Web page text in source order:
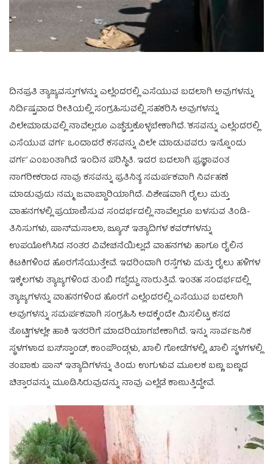
ದಿನಪ್ರತಿ ತ್ಯಾಜ್ಯವಸ್ತುಗಳನ್ನು ಎಲ್ಲೆಂದರಲ್ಲಿ ಎಸೆಯುವ ಬದಲಾಗಿ ಅವುಗಳನ್ನು
ನಿರ್ದಿಷ್ಟವಾದ ರೀತಿಯಲ್ಲಿ ಸಂಗ್ರಹಿಸುವಲ್ಲಿ ಸಹಕರಿಸಿ ಅವುಗಳನ್ನು
ವಿಲೇಮಾಡುವಲ್ಲಿ ನಾವೆಲ್ಲರೂ ಎಚ್ಚೆತ್ತುಕೊಳ್ಳಬೇಕಾಗಿದೆ. ‘ಕಸವನ್ನು ಎಲ್ಲೆಂದರಲ್ಲಿ
ಎಸೆಯುವ ವರ್ಗ ಒಂದಾದರೆ ಕಸವನ್ನು ವಿಲೇ ಮಾಡುವವರು ಇನ್ನೊಂದು
ವರ್ಗ’ ಎಂಬಂತಾಗಿದೆ ಇಂದಿನ ಪರಿಸ್ಥಿತಿ. ಇದರ ಬದಲಾಗಿ ಪ್ರಜ್ಞಾವಂತ
ನಾಗರೀಕರಾದ ನಾವು ಕಸವನ್ನು ಪ್ರತಿನಿತ್ಯ ಸಮರ್ಪಕವಾಗಿ ನಿರ್ವಹಣೆ
ಮಾಡುವುದು ನಮ್ಮ ಜವಾಬ್ದಾರಿಯಾಗಿದೆ. ವಿಶೇಷವಾಗಿ ರೈಲು ಮತ್ತು
ವಾಹನಗಳಲ್ಲಿ ಪ್ರಯಾಣಿಸುವ ಸಂದರ್ಭದಲ್ಲಿ ನಾವೆಲ್ಲರೂ ಬಳಸುವ ತಿಂಡಿ-
ತಿನಿಸುಗಳು, ಪಾನ್‌ಮಸಾಲಾ, ಜ್ಯೂಸ್ ಇತ್ಯಾದಿಗಳ ಕವರ್‌ಗಳನ್ನು
ಉಪಯೋಗಿಸಿದ ನಂತರ ವಿವೇಚನೆಯಿಲ್ಲದೆ ವಾಹನಗಳು ಹಾಗೂ ರೈಲಿನ
ಕಿಟಕಿಗಳಿಂದ ಹೊರಗೆಸೆಯುತ್ತೇವೆ. ಇದರಿಂದಾಗಿ ರಸ್ತೆಗಳು ಮತ್ತು ರೈಲು ಹಳಿಗಳ
ಇಕ್ಕೆಲಗಳು ತ್ಯಾಜ್ಯಗಳಿಂದ ತುಂಬಿ ಗಬ್ಬೆದ್ದು ನಾರುತ್ತಿವೆ. ಇಂತಹ ಸಂದರ್ಭದಲ್ಲಿ
ತ್ಯಾಜ್ಯಗಳನ್ನು ವಾಹನಗಳಿಂದ ಹೊರಗೆ ಎಲ್ಲೆಂದರಲ್ಲಿ ಎಸೆಯುವ ಬದಲಾಗಿ
ಅವುಗಳನ್ನು ಸಮರ್ಪಕವಾಗಿ ಸಂಗ್ರಹಿಸಿ ಅದಕ್ಕೆಂದೇ ಮಿಸಲಿಟ್ಟ ಕಸದ
ತೊಟ್ಟಿಗಳಲ್ಲೇ ಹಾಕಿ ಇತರರಿಗೆ ಮಾದರಿಯಾಗಬೇಕಾಗಿದೆ. ಇನ್ನು ಸಾರ್ವಜನಿಕ
ಸ್ಥಳಗಳಾದ ಬಸ್‌ಸ್ಟಾಂಡ್, ಕಾಂಪೌಂಡ್ಗಳು, ಖಾಲಿ ಗೋಡೆಗಳಲ್ಲಿ, ಖಾಲಿ ಸ್ಥಳಗಳಲ್ಲಿ
ತಂಬಾಕು ಪಾನ್ ಇತ್ಯಾದಿಗಳನ್ನು ತಿಂದು ಉಗುಳುವ ಮೂಲಕ ಬಣ್ಣ ಬಣ್ಣದ
ಚಿತ್ತಾರವನ್ನು ಮೂಡಿಸಿರುವುದನ್ನು ನಾವು ಎಲ್ಲೆಡೆ ಕಾಣುತ್ತಿದ್ದೇವೆ.